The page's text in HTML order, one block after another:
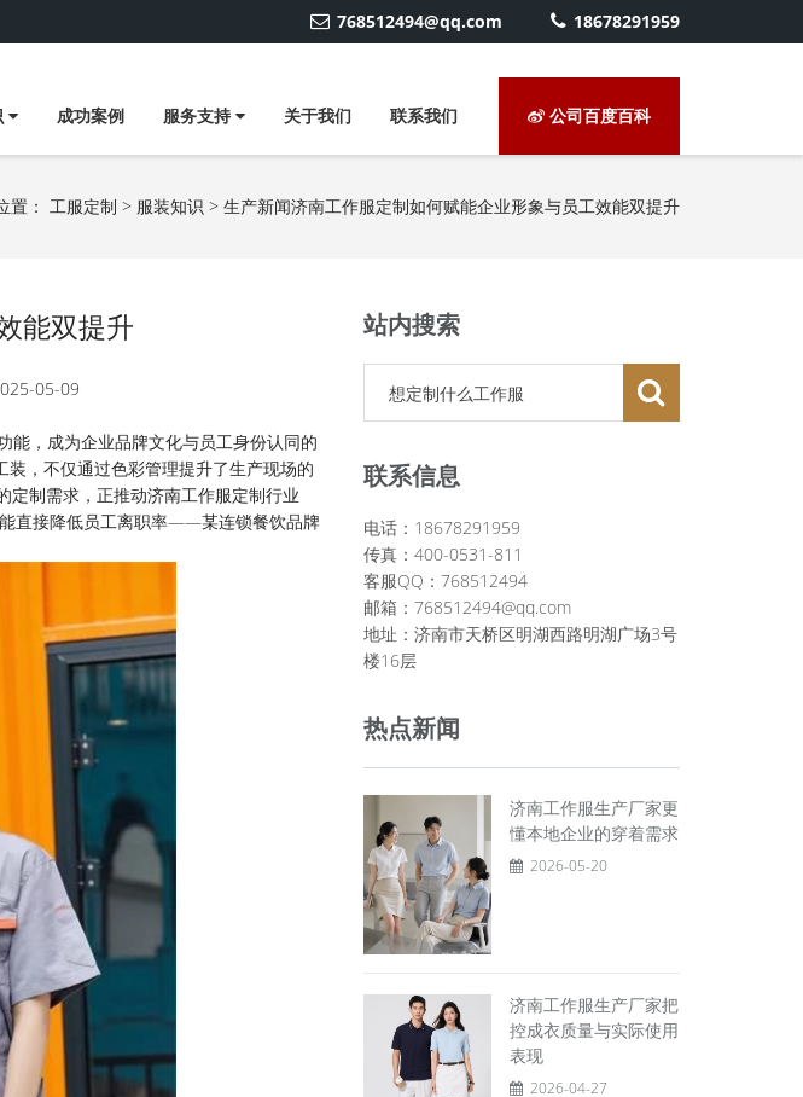
768512494@qq.com 18678291959
公司百度百科
成功案例 服务支持 关于我们 联系我们
置： 工服定制 > 服装知识 > 生产新闻济南工作服定制如何赋能企业形象与员工效能双提升
能双提升
05-09
能，成为企业品牌文化与员工身份认同的
，不仅通过色彩管理提升了生产现场的
定制需求，正推动济南工作服定制行业
能直接降低员工离职率——某连锁餐饮品牌
站内搜索
联系信息
电话：18678291959
传真：400-0531-811
客服QQ：768512494
邮箱：768512494@qq.com
地址：济南市天桥区明湖西路明湖广场3号
楼16层
热点新闻
济南工作服生产厂家更
懂本地企业的穿着需求
2026-05-20
济南工作服生产厂家把
控成衣质量与实际使用
表现
2026-04-27